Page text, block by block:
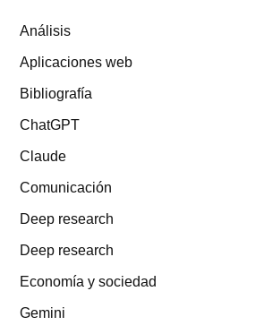
Análisis
Aplicaciones web
Bibliografía
ChatGPT
Claude
Comunicación
Deep research
Deep research
Economía y sociedad
Gemini